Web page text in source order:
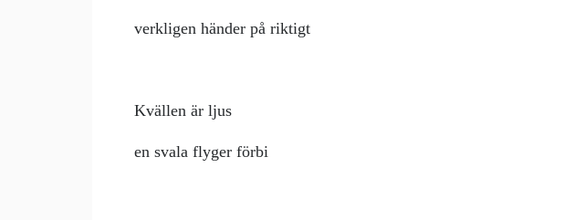
verkligen händer på riktigt
Kvällen är ljus
en svala flyger förbi